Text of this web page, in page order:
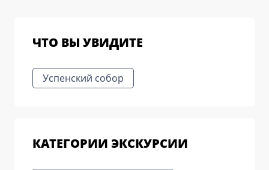
ЧТО ВЫ УВИДИТЕ
Успенский собор
КАТЕГОРИИ ЭКСКУРСИИ